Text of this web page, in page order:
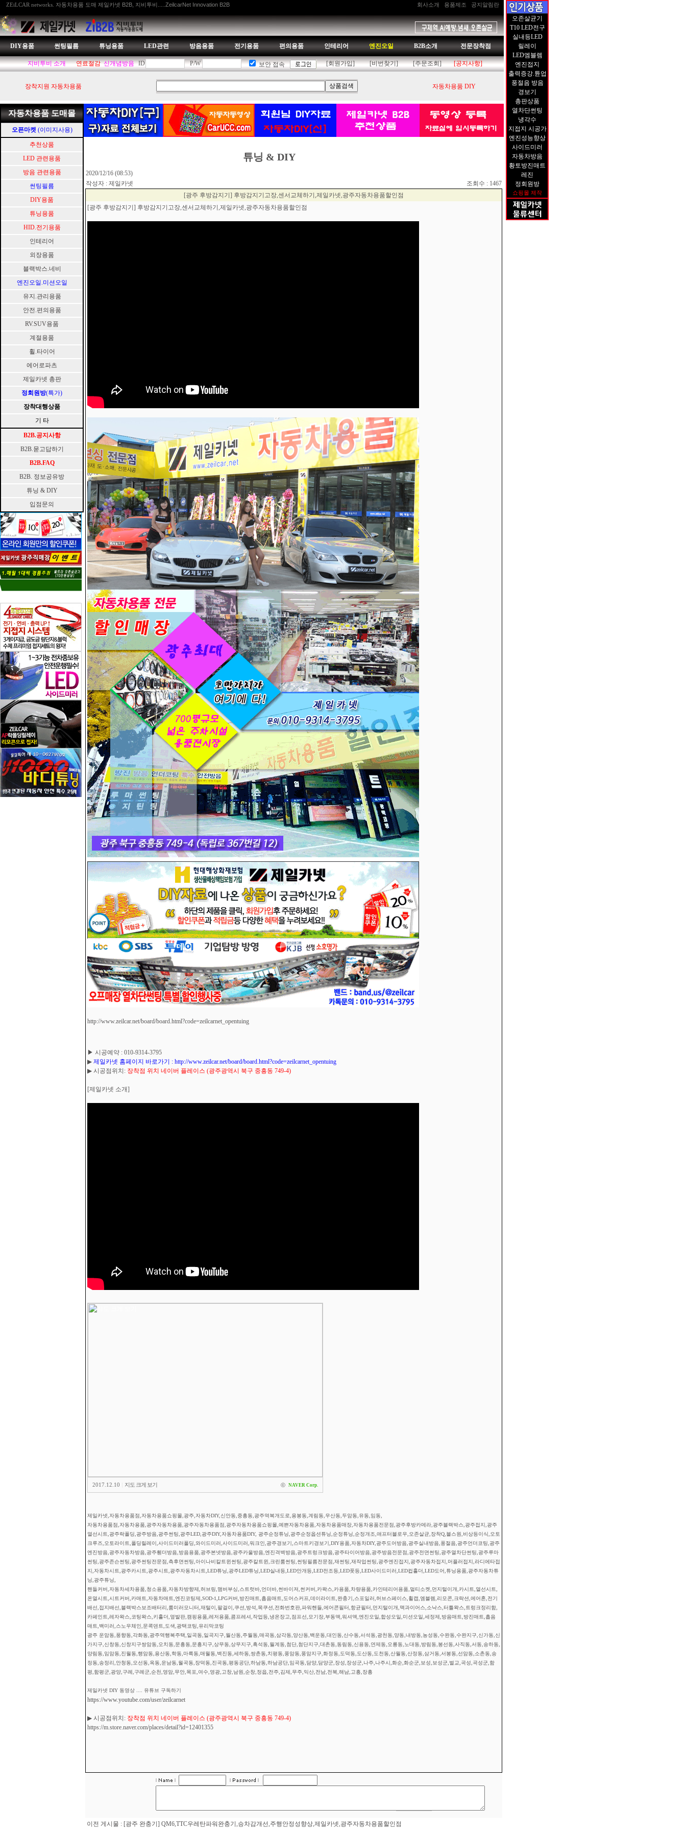
ZEiLCAR networks. 자동차용품 도매 제일카넷 B2B, 지비투비.....ZeilcarNet Innovation B2B 회사소개 용품제조 공지알림란
DIY용품 썬팅필름 튜닝용품 LED관련 방음용품 전기용품 편의용품 인테리어 엔진오일 B2B소개 전문장착점
지비투비 소개 연료절감 신개념방음 ID P/W 보안 접속 [회원가입] [비번찾기] [주문조회] [공지사항]
장착지원 자동차용품 자동차용품 DIY
자동차용품 도매몰
오픈마켓 (이미지사용)
추천상품
LED 관련용품
방음 관련용품
썬팅필름
DIY용품
튜닝용품
HID.전기용품
인테리어
외장용품
블랙박스.네비
엔진오일.미션오일
유지.관리용품
안전.편의용품
RV.SUV용품
계절용품
휠.타이어
에어로파츠
제일카넷 총판
정회원방(특가)
장착대행상품
기 타
B2B.공지사항
B2B.묻고답하기
B2B.FAQ
B2B. 정보공유방
튜닝 & DIY
입점문의
튜닝 & DIY
2020/12/16 (08:53)
작성자 : 제일카넷
조회수 : 1467
[광주 후방감지기] 후방감지기고장,센서교체하기,제일카넷,광주자동차용품할인점
[광주 후방감지기] 후방감지기고장,센서교체하기,제일카넷,광주자동차용품할인점
http://www.zeilcar.net/board/board.html?code=zeilcarnet_opentuing
▶ 시공예약 : 010-9314-3795
▶ 제일카넷 홈페이지 바로가기 : http://www.zeilcar.net/board/board.html?code=zeilcarnet_opentuing
▶ 시공점위치: 장착점 위치 네이버 플레이스 (광주광역시 북구 중흥동 749-4)
[제일카넷 소개]
2017.12.10 지도 크게 보기 ⓒ NAVER Corp.
제일카넷,자동차용품점,자동차용품쇼핑몰,광주,자동차DIY,신안동,중흥동,광주역복개도로,용봉동,계림동,우산동,두암동,유동,임동,
자동차용품점,자동차용품,광주자동차용품,광주자동차용품점,광주자동차용품쇼핑몰,예쁜자동차용품,자동차용품매장,자동차용품전문점,광주후방카메라,광주블랙박스,광주접지,광주
열선시트,광주락폴딩,광주방음,광주썬팅,광주LED,광주DIY,자동차용품DIY, 광주순정튜닝,광주순정옵션튜닝,순정튜닝,순정개조,애프터블로우,오존살균,장착Q,블스원,비상등이식,오토
크루즈,오토라이트,폴딩릴레이,사이드미러폴딩,와이드미러,사이드미러,워크인,광주경보기,스마트키경보기,DIY용품,자동차DIY,광주도어방음,광주실내방음,풍절음,광주언더코팅,광주
엔진방음,광주자동차방음,광주휀더방음,방음용품,광주본넷방음,광주카울방음,엔진격벽방음,광주트렁크방음,광주타이어방음,광주방음전문점,광주전면썬팅,광주열차단썬팅,광주루마
썬팅,광주존슨썬팅,광주썬팅전문점,측후면썬팅,아이나비칼트윈썬팅,광주칼트윈,크린룸썬팅,썬팅필름전문점,재썬팅,재작업썬팅,광주엔진접지,광주자동차접지,머플러접지,라디에타접
지,자동차시트,광주카시트,광주시트,광주자동차시트,LED튜닝,광주LED튜닝,LED실내등,LED안개등,LED전조등,LED풋등,LED사이드미러,LED컵홀더,LED도어,튜닝용품,광주자동차튜
닝,광주튜닝,
핸들커버,자동차세차용품,청소용품,자동차방향제,허브링,맴버부싱,스트럿바,언더바,썬바이져,썬커버,카왁스,카용품,차량용품,카인테리어용품,멀티소켓,먼지털이개,카시트,열선시트,
온열시트,시트커버,카매트,자동차매트,엔진코팅제,SOD-1,LPG커버,방진매트,흡음매트,도어스커프,데이라이트,완충기,스포일러,허브스페이스,휠캡,엠블렘,리모콘,크락션,에어혼,전기
배선,접지배선,블랙박스보조배터리,룸미러모니터,재털이,팔걸이,쿠션,방석,목쿠션,전화번호판,파워핸들,에어콘필터,항균필터,먼지털이개,맥과이어스,소낙스,터틀왁스,트렁크정리함,
카페인트,레자왁스,코팅왁스,키홀더,옆발판,캠핑용품,레저용품,콤프레셔,작업등,냉온장고,점프선,모기장,부동액,워셔액,엔진오일,합성오일,미션오일,세정제,방음매트,방진매트,흡음
매트,백미러,스노우체인,문콕덴트,도색,광택코팅,유리막코팅
광주 운암동,풍향동,각화동,광주역행복주택,일곡동,일곡지구,월산동,주월동,매곡동,삼각동,양산동,백운동,대인동,산수동,서석동,광천동,양동,내방동,농성동,수완동,수완지구,신가동,신
가지구,신창동,신창지구쌍암동,오치동,문흥동,문흥지구,상무동,상무지구,흑석동,월계동,첨단,첨단지구,대촌동,동림동,신용동,연제동,오룡동,노대동,방림동,봉선동,사직동,서동,송하동,
양림동,임암동,진월동,행암동,용산동,학동,마륵동,매월동,벽진동,세하동,쌍촌동,치평동,풍암동,풍암지구,화정동,도덕동,도산동,도천동,산월동,산정동,삼거동,서봉동,선암동,소촌동,송
정동,송정리,안청동,오선동,옥동,운남동,월곡동,장덕동,진곡동,평동공단,하남동,하남공단,임곡동,담양,담양군,장성,장성군,나주,나주시,화순,화순군,보성,보성군,벌교,곡성,곡성군,함
평,함평군,광양,구례,구례군,순천,영암,무안,목포,여수,영광,고창,남원,순창,정읍,전주,김제,무주,익산,전남,전북,해남,고흥,장흥
제일카넷 DIY 동영상 .... 유튜브 구독하기
https://www.youtube.com/user/zeilcarnet
▶ 시공점위치: 장착점 위치 네이버 플레이스 (광주광역시 북구 중흥동 749-4)
https://m.store.naver.com/places/detail?id=12401355
이전 게시물 : [광주 완충기] QM6,TTC우레탄파워완충기,승차감개선,주행안정성향상,제일카넷,광주자동차용품할인점
오존살균기
T10 LED전구
실내등LED
릴레이
LED엠블렘
엔진접지
출력증강.튠업
풍절음 방음
경보기
총판상품
열차단썬팅
냉각수
지접지 시공가
엔진성능향상
사이드미러
자동차방음
황토방진매트
레진
정회원방
쇼핑몰 제작